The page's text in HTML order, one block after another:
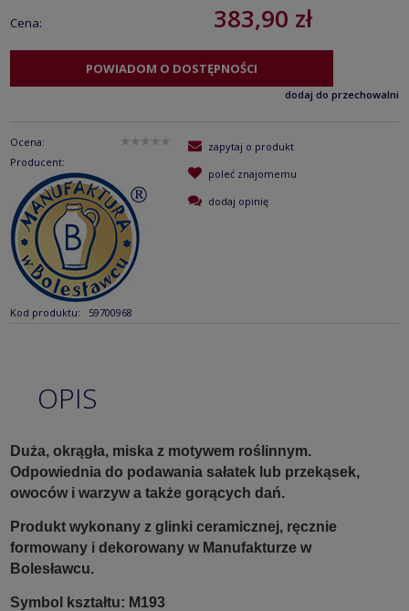
Cena: 383,90 zł
POWIADOM O DOSTĘPNOŚCI
dodaj do przechowalni
Ocena:
Producent:
Kod produktu: 59700968
zapytaj o produkt
poleć znajomemu
dodaj opinię
OPIS
Duża, okrągła, miska z motywem roślinnym.
Odpowiednia do podawania sałatek lub przekąsek,
owoców i warzyw a także gorących dań.
Produkt wykonany z glinki ceramicznej, ręcznie
formowany i dekorowany w Manufakturze w
Bolesławcu.
Symbol kształtu: M193